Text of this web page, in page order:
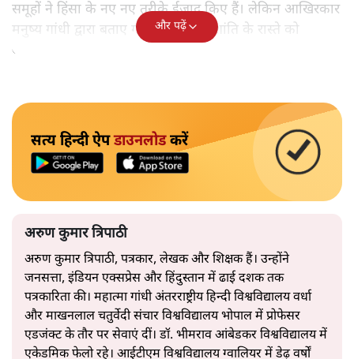
समूहों ने हिंसा के नए नए तरीके ईजाद किए हैं। लेकिन आखिरकार
मनुष्य गांधी द्वारा बताए गए अहिंसा और शांति के रास्ते को
अपनाएगा।
और पढ़ें
सत्य हिन्दी ऐपडाउनलोडकरें
अरुण कुमार त्रिपाठी
अरुण कुमार त्रिपाठी, पत्रकार, लेखक और शिक्षक हैं। उन्होंने
जनसत्ता, इंडियन एक्सप्रेस और हिंदुस्तान में ढाई दशक तक
पत्रकारिता की। महात्मा गांधी अंतरराष्ट्रीय हिन्दी विश्वविद्यालय वर्धा
और माखनलाल चतुर्वेदी संचार विश्वविद्यालय भोपाल में प्रोफेसर
एडजंक्ट के तौर पर सेवाएं दीं। डॉ. भीमराव आंबेडकर विश्वविद्यालय में
एकेडमिक फेलो रहे। आईटीएम विश्वविद्यालय ग्वालियर में डेढ़ वर्षों